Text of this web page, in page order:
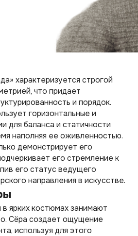
характеризуется строгой
что придает
и порядок.
горизонтальные и
для баланса и статичности
наполняя ее оживленностью.
демонстрирует его
его стремление к
его статус ведущего
направления в искусстве.
ярких костюмах занимают
Сёра создает ощущение
используя для этого